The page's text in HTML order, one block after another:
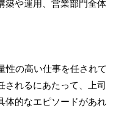
築や運用、営業部門全体
性の高い仕事を任されて
されるにあたって、上司
体的なエピソードがあれ